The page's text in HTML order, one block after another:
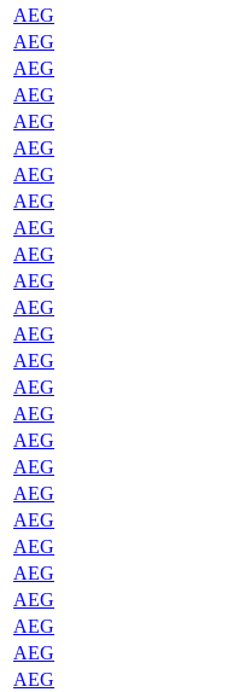
AEG
AEG
AEG
AEG
AEG
AEG
AEG
AEG
AEG
AEG
AEG
AEG
AEG
AEG
AEG
AEG
AEG
AEG
AEG
AEG
AEG
AEG
AEG
AEG
AEG
AEG